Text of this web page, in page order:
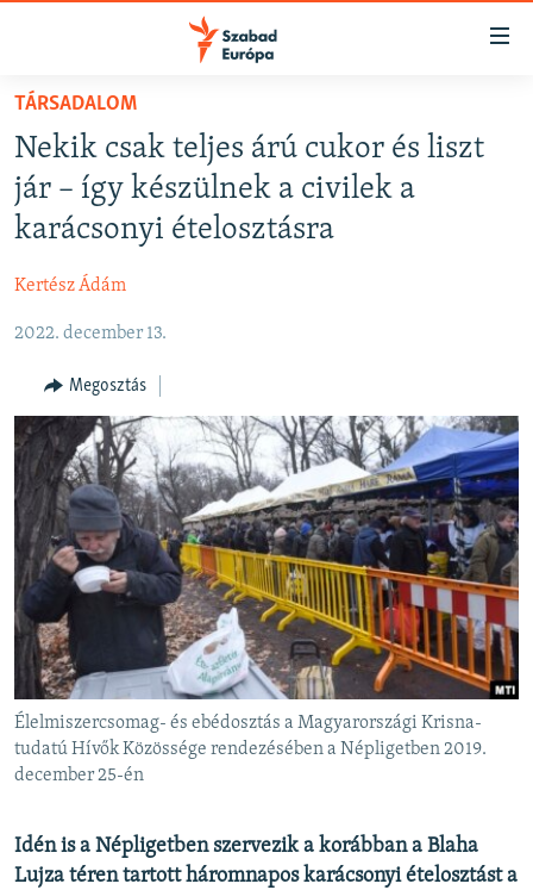
Akadálymentes
Ugrás
fő
oldalra
Ugrás
tartalomjegyzékre
NAPIRENDEN
AKTUÁLIS
PODCASTOK
ELEMZŐ
NER15
SZABADON
TÁRSADALOM
DEMOKRÁCIA
A PÉNZ NYOMÁBAN
EURÓPAI UNIÓ
VILÁG
KLÍMAVÁLTOZÁS
A MÚLT TANULSÁGAI
KÖVESSEN MINKET!
Valamennyi RFE/RL weboldal
TÁRSADALOM
Nekik csak teljes árú cukor és liszt
jár – így készülnek a civilek a
karácsonyi ételosztásra
Kertész Ádám
2022. december 13.
Megosztás
Élelmiszercsomag- és ebédosztás a Magyarországi Krisna-
tudatú Hívők Közössége rendezésében a Népligetben 2019.
december 25-én
Idén is a Népligetben szervezik a korábban a Blaha
Lujza téren tartott háromnapos karácsonyi ételosztást a
FELIRATKOZÁS